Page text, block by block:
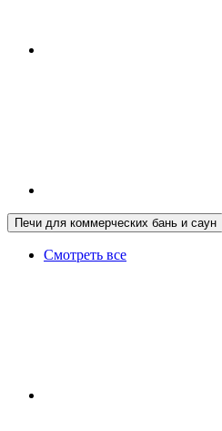
Печи для коммерческих бань и саун
Смотреть все